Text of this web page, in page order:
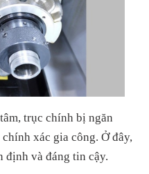
trục chính bị ngăn
xác gia công. Ở đây,
định và đáng tin cậy.